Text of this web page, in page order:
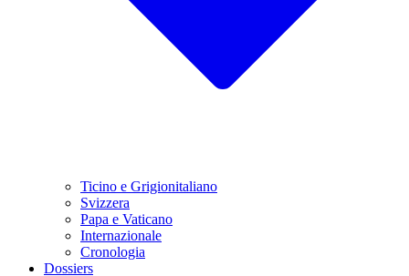
Ticino e Grigionitaliano
Svizzera
Papa e Vaticano
Internazionale
Cronologia
Dossiers